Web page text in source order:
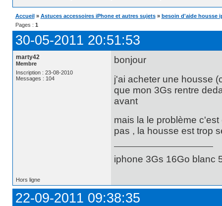
Accueil » Astuces accessoires iPhone et autres sujets » besoin d'aide housse
Pages : 1
30-05-2011 20:51:53
marty42
Membre
Inscription : 23-08-2010
Messages : 104
bonjour
j'ai acheter une housse
que mon 3Gs rentre
avant
mais la le problème
pas , la housse est trop
iphone 3Gs 16Go blanc
Hors ligne
22-09-2011 09:38:35